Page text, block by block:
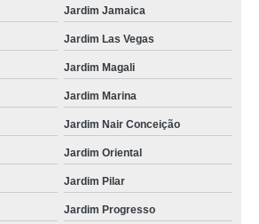
Jardim Jamaica
Jardim Las Vegas
Jardim Magali
Jardim Marina
Jardim Nair Conceição
Jardim Oriental
Jardim Pilar
Jardim Progresso